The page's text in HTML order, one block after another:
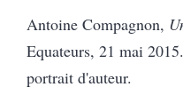
Antoine Compagnon,
Equateurs, 21 mai
portrait d'auteur.